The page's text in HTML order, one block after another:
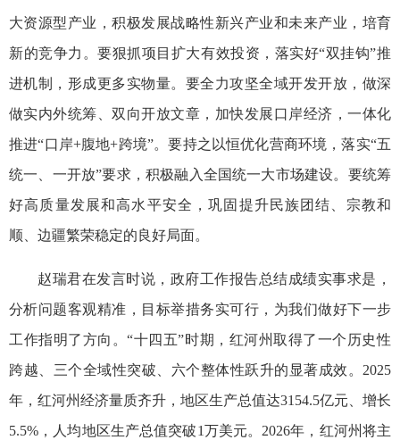
大资源型产业，积极发展战略性新兴产业和未来产业，培育
新的竞争力。要狠抓项目扩大有效投资，落实好“双挂钩”推
进机制，形成更多实物量。要全力攻坚全域开发开放，做深
做实内外统筹、双向开放文章，加快发展口岸经济，一体化
推进“口岸+腹地+跨境”。要持之以恒优化营商环境，落实“五
统一、一开放”要求，积极融入全国统一大市场建设。要统筹
好高质量发展和高水平安全，巩固提升民族团结、宗教和
顺、边疆繁荣稳定的良好局面。
赵瑞君在发言时说，政府工作报告总结成绩实事求是，
分析问题客观精准，目标举措务实可行，为我们做好下一步
工作指明了方向。“十四五”时期，红河州取得了一个历史性
跨越、三个全域性突破、六个整体性跃升的显著成效。2025
年，红河州经济量质齐升，地区生产总值达3154.5亿元、增长
5.5%，人均地区生产总值突破1万美元。2026年，红河州将主